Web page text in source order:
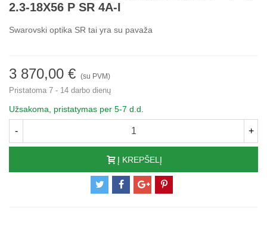
2.3-18X56 P SR 4A-I
Swarovski optika SR tai yra su pavaža
3 870,00 € (su PVM)
Pristatoma 7 - 14 darbo dienų
Užsakoma, pristatymas per 5-7 d.d.
- +
Į KREPŠELĮ